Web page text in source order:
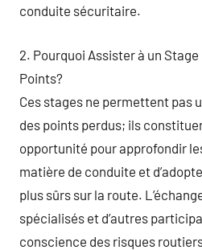
conduite sécuritaire.
2. Pourquoi Assister à un
Points?
Ces stages ne permettent pas
des points perdus; ils
opportunité pour approfondir
matière de conduite et
plus sûrs sur la route.
spécialisés et d’autres
conscience des risques